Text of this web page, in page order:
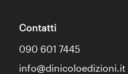
Contatti
090 601 7445
info@dinicoloedizioni.it